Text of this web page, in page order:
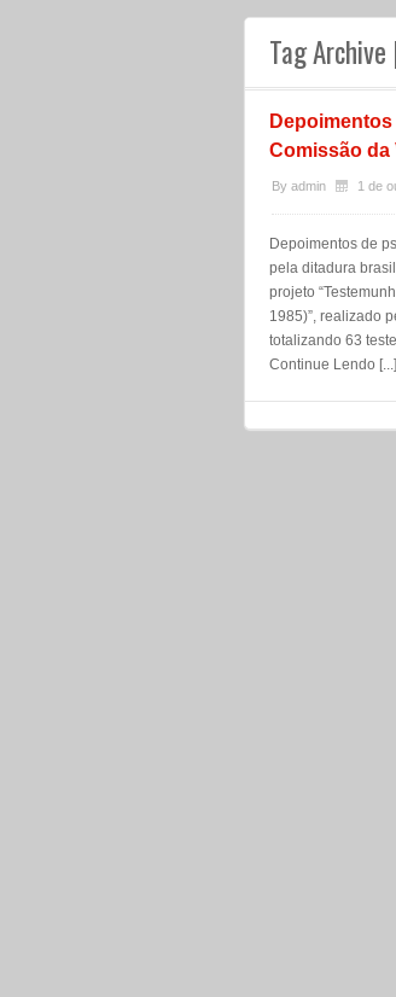
Tag
Comissão da
By admin 1 de
Depoimentos de
pela ditadura
projeto
1985)”, realizado
totalizando 63
Continue Lendo [...]